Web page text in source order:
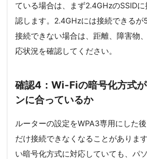
ている場合は、まず2.4GHzのSSID
認します。2.4GHzには接続できるが
接続できない場合は、距離、障害物
応状況を確認してください。
確認4：Wi-Fiの暗号化方式
ンに合っているか
ルーターの設定をWPA3専用にした
だけ接続できなくなることがありま
い暗号化方式に対応していても、パ